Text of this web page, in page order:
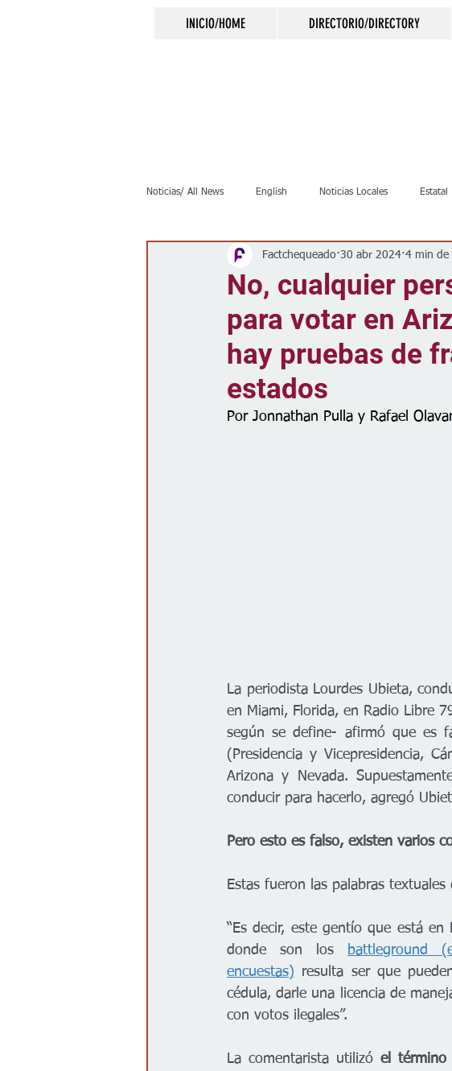
INICIO/HOME DIRECTORIO/DIRECTORY
Noticias/ All News English Noticias Locales Estatal
Crimen Negocios Salud
Clima Vivienda Escuelas
Espectáculos
No, cualquier
para votar en
hay pruebas de
estados
Factchequeado 30 abr 2024 4 min de
Por Jonnathan Pulla y Rafael
La periodista Lourdes Ubieta,
en Miami, Florida, en Radio Libre
según se define- afirmó que es
(Presidencia y Vicepresidencia,
Arizona y Nevada.
conducir para hacerlo, agregó
Pero esto es falso, existen varios
Estas fueron las palabras textuales
“Es decir, este gentío que está
donde son los
battleground
encuestas) resulta ser que
cédula, darle una licencia de
con votos ilegales”.
La comentarista utilizó el término